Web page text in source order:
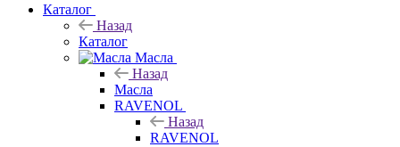
Каталог
Назад
Каталог
Масла
Назад
Масла
RAVENOL
Назад
RAVENOL